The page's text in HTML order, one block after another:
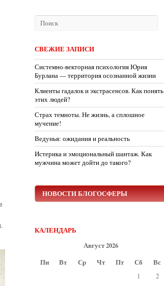
СВЕЖИЕ ЗАПИСИ
Системно-векторная психология Юрия
Бурлана — территория осознанной жизни
Клиенты гадалок и экстрасенсов. Как понять
этих людей?
Страх темноты. Не жизнь, а сплошное
мучение!
Ведунья: ожидания и реальность
Истерика и эмоциональный шантаж. Как
мужчина может дойти до такого?
НОВОСТИ БЛОГОСФЕРЫ
КАЛЕНДАРЬ
Август 2026
Пн
Вт Ср Чт Пт Сб Вс
1
2